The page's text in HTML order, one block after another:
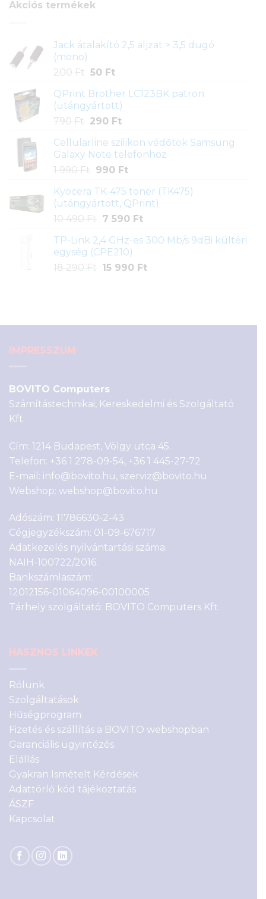
Akciós termékek
Jack átalakító 2,5 aljzat > 3,5 dugó
(mono)
200 Ft Original
was:
200 Ft.
50 FtCurrent
is:
50 Ft.
QPrint Brother LC123BK patron
(utángyártott)
790 Ft
Original
was:
790 Ft.
290 FtCurrent
is:
290 Ft.
Cellularline szilikon védőtok Samsung
Galaxy Note telefonhoz
1 990 Ft
Original
was:
1
990 Ft.
990 FtCurrent
is:
990 Ft.
Kyocera TK-475 toner (TK475)
(utángyártott, QPrint)
10 490 Ft
Original
was:
10
490 Ft.
7 590 FtCurrent
is:
590 Ft.
TP-Link 2,4 GHz-es 300 Mb/s 9dBi kültéri
egység (CPE210)
18 290 Ft
Original
15 990 FtCurrent
IMPRESSZUM
BOVITO Computers
Számítástechnikai, Kereskedelmi és Szolgáltató
Kft.
Cím: 1214 Budapest, Völgy utca 45.
Telefon: +36 1 278-09-54, +36 1 445-27-72
E-mail: info@bovito.hu, szerviz@bovito.hu
Webshop: webshop@bovito.hu
Adószám: 11786630-2-43
Cégjegyzékszám: 01-09-676717
Adatkezelés nyilvántartási száma:
NAIH-100722/2016.
Bankszámlaszám:
12012156-01064096-00100005
Tárhely szolgáltató: BOVITO Computers Kft.
HASZNOS LINKEK
Rólunk
Szolgáltatások
Hűségprogram
Fizetés és szállítás a BOVITO webshopban
Garanciális ügyintézés
Elállás
Gyakran Ismételt Kérdések
Adattörlő kód tájékoztatás
ÁSZF
Kapcsolat